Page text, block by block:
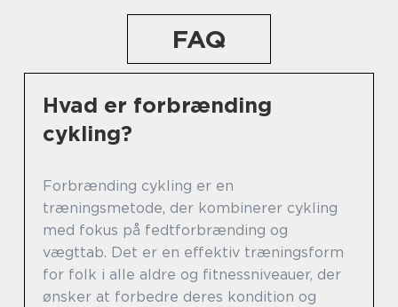
FAQ
Hvad er forbrænding
cykling?
Forbrænding cykling er en
træningsmetode, der kombinerer cykling
med fokus på fedtforbrænding og
vægttab. Det er en effektiv træningsform
for folk i alle aldre og fitnessniveauer, der
ønsker at forbedre deres kondition og